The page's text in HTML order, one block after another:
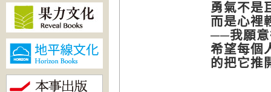
勇氣不是
而是心裡
──我願意
希望每個
的把它推